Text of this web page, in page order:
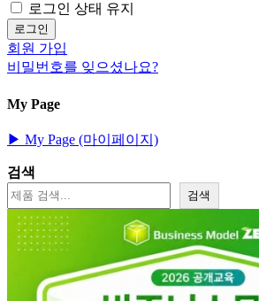
로그인 상태 유지
회원 가입
비밀번호를 잊으셨나요?
My Page
▶︎ My Page (마이페이지)
검색
검색